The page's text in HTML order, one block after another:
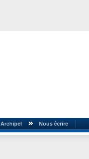
Archipel Nous écrire